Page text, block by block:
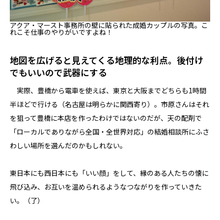
アクア・マースト事務所の壁に貼られた成婚カップルの写真。こ
れこそ仕事のやりがいですよね！
地図を広げると見えてくる地理的な利点。後付け
でもいいので武器にする
実際、豊橋から電車を使えば、東京と大阪までどちらも1時間
半ほどで行ける（名古屋は明らかに関西寄り）。市原さんはそれ
を狙って豊橋に本店を作ったわけではないのだが、天の配剤で
「ローカルでありながら全国・全世界対応」の結婚相談所にふさ
わしい場所を選んだのかもしれない。
東日本にも西日本にも「いい顔」をして、縁のある人たちの懐に
飛び込み、お互いを温められるようなつながりを作っていきた
い。（了）